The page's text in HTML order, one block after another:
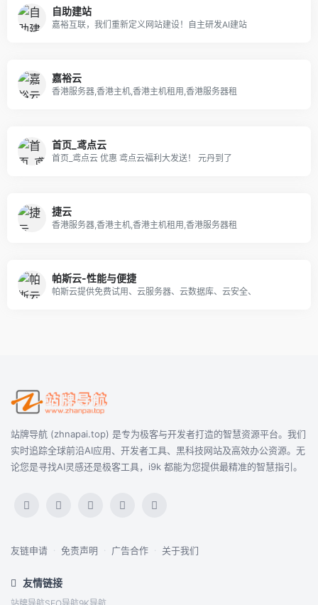
自助建站
嘉裕互联，我们重新定义网站建设！自主研发AI建站
嘉裕云
香港服务器,香港主机,香港主机租用,香港服务器租
首页_鸢点云
首页_鸢点云 优惠 鸢点云福利大发送！ 元丹到了
捷云
香港服务器,香港主机,香港主机租用,香港服务器租
帕斯云-性能与便捷
帕斯云提供免费试用、云服务器、云数据库、云安全、
站牌导航 (zhnapai.top) 是专为极客与开发者打造的智慧资源平台。我们
实时追踪全球前沿AI应用、开发者工具、黑科技网站及高效办公资源。无
论您是寻找AI灵感还是极客工具，i9k 都能为您提供最精准的智慧指引。
友链申请 · 免责声明 · 广告合作 · 关于我们
友情链接